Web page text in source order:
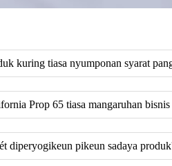
kuring tiasa nyumponan syarat
Prop 65 tiasa mangaruhan
diperyogikeun pikeun sadaya